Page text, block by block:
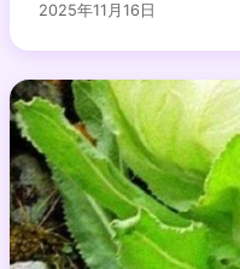
2025年11月16日